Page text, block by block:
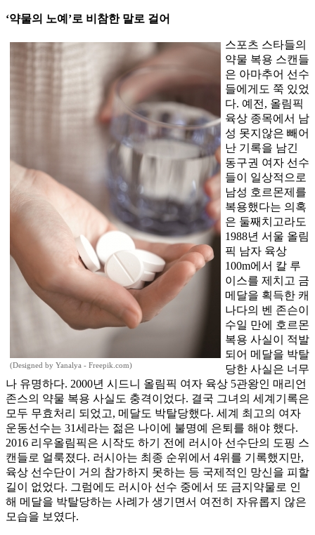
‘약물의 노예’로 비참한 말로 걸어
(Designed by Yanalya - Freepik.com)
스포츠 스타들의
약물 복용 스캔들
은 아마추어 선수
들에게도 쭉 있었
다. 예전, 올림픽
육상 종목에서 남
성 못지않은 빼어
난 기록을 남긴
동구권 여자 선수
들이 일상적으로
남성 호르몬제를
복용했다는 의혹
은 둘째치고라도
1988년 서울 올림
픽 남자 육상
100m에서 칼 루
이스를 제치고 금
메달을 획득한 캐
나다의 벤 존슨이
수일 만에 호르몬
복용 사실이 적발
되어 메달을 박탈
당한 사실은 너무
나 유명하다. 2000년 시드니 올림픽 여자 육상 5관왕인 매리언
존스의 약물 복용 사실도 충격이었다. 결국 그녀의 세계기록은
모두 무효처리 되었고, 메달도 박탈당했다. 세계 최고의 여자
운동선수는 31세라는 젊은 나이에 불명예 은퇴를 해야 했다.
2016 리우올림픽은 시작도 하기 전에 러시아 선수단의 도핑 스
캔들로 얼룩졌다. 러시아는 최종 순위에서 4위를 기록했지만,
육상 선수단이 거의 참가하지 못하는 등 국제적인 망신을 피할
길이 없었다. 그럼에도 러시아 선수 중에서 또 금지약물로 인
해 메달을 박탈당하는 사례가 생기면서 여전히 자유롭지 않은
모습을 보였다.